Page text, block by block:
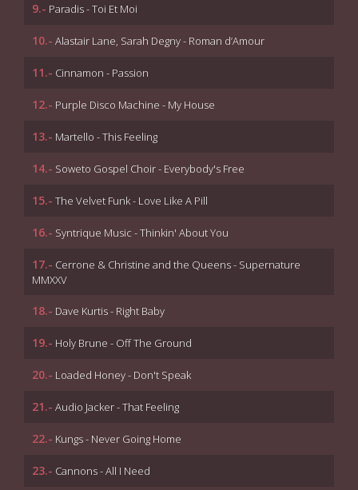
9.- Paradis - Toi Et Moi
10.- Alastair Lane, Sarah Degny - Roman d’Amour
11.- Cinnamon - Passion
12.- Purple Disco Machine - My House
13.- Martello - This Feeling
14.- Soweto Gospel Choir - Everybody's Free
15.- The Velvet Funk - Love Like A Pill
16.- Syntrique Music - Thinkin' About You
17.- Cerrone & Christine and the Queens - Supernature
MMXXV
18.- Dave Kurtis - Right Baby
19.- Holy Brune - Off The Ground
20.- Loaded Honey - Don't Speak
21.- Audio Jacker - That Feeling
22.- Kungs - Never Going Home
23.- Cannons - All I Need